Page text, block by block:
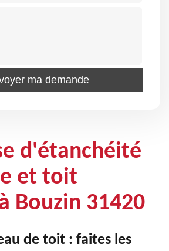
d'étanchéité
et toit
Bouzin 31420
de toit : faites les